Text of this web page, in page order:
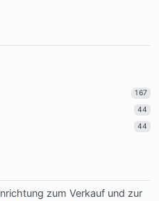
167
44
44
zum Ver­kauf und zur